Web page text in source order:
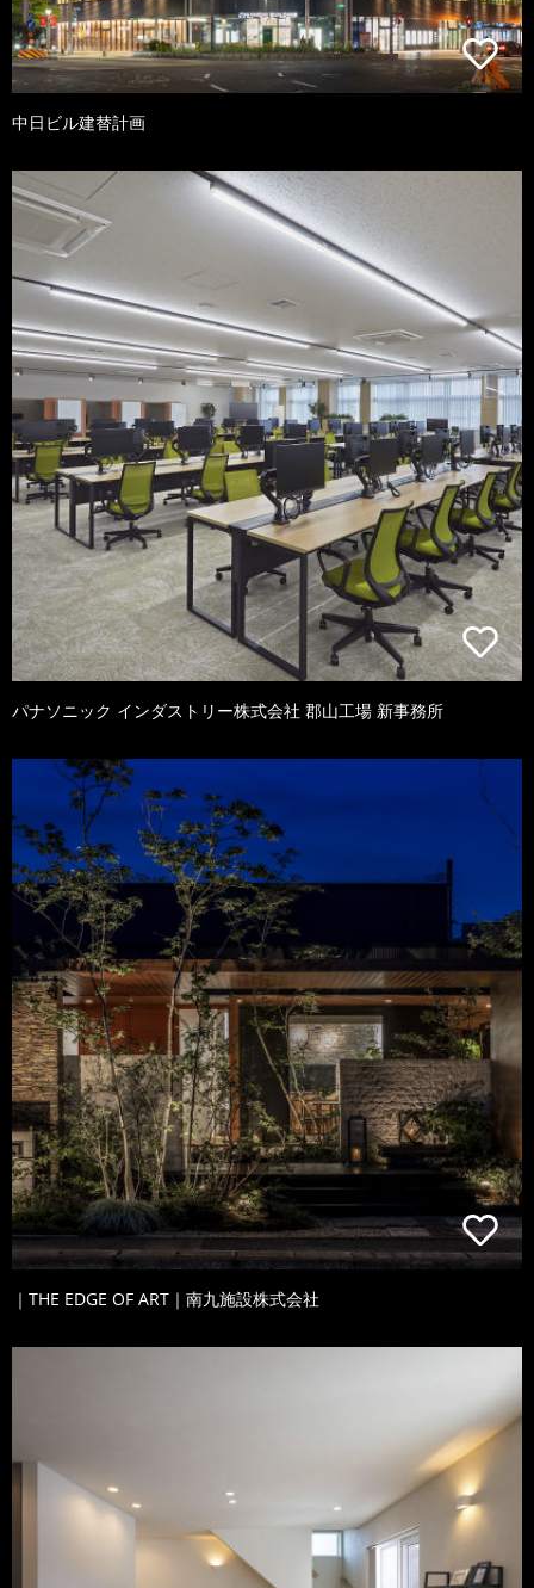
中日ビル建替計画
パナソニック インダストリー株式会社 郡山工場 新事務所
｜THE EDGE OF ART｜南九施設株式会社